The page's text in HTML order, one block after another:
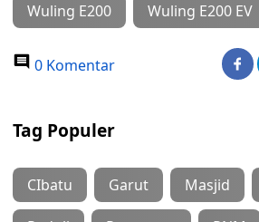
Wuling E200 Wuling E200 EV
0 Komentar
Tag Populer
CIbatu Garut Masjid